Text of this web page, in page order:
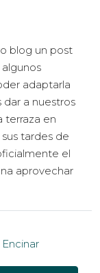
blog un post
adaptarla
a nuestros
terraza en
tardes de
el
aprovechar